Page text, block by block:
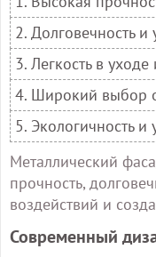
2. Долговечность
3. Легкость в
4. Широкий выбор
5. Экологичность
Металлический
прочность,
воздействий и
Современный